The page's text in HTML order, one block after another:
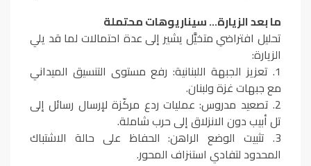
ما بعد الزيارة… سيناريوهات محتملة
تحليل افتراضي متخيَّل يشير إلى عدة احتمالات لما قد يلي
الزيارة:
1. تعزيز الجبهة اللبنانية: رفع مستوى التنسيق الميداني
مع جبهات غزة ولبنان.
2. تصعيد مدروس: عمليات ردع مركّزة لإرسال رسائل إلى
تل أبيب دون الانزلاق إلى حرب شاملة.
3. تثبيت الوضع الراهن: الحفاظ على حالة الاشتباك
المحدود لتفادي استنزاف المحور.